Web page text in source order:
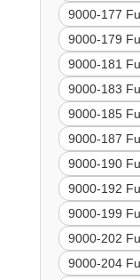
9000-177
9000-179
9000-181
9000-183
9000-185
9000-187
9000-190
9000-192
9000-199
9000-202
9000-204